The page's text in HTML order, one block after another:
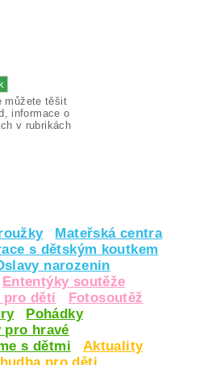
můžete těšit
informace o
v rubrikách
Mateřská centra
s dětským koutkem
narozenin
Ententýky soutěže
pro děti
Fotosoutěž
Pohádky
pro hravé
s dětmi
Aktuality